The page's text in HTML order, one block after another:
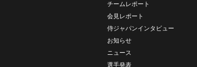
チームレポート
会見レポート
侍ジャパンインタビュー
お知らせ
ニュース
選手発表